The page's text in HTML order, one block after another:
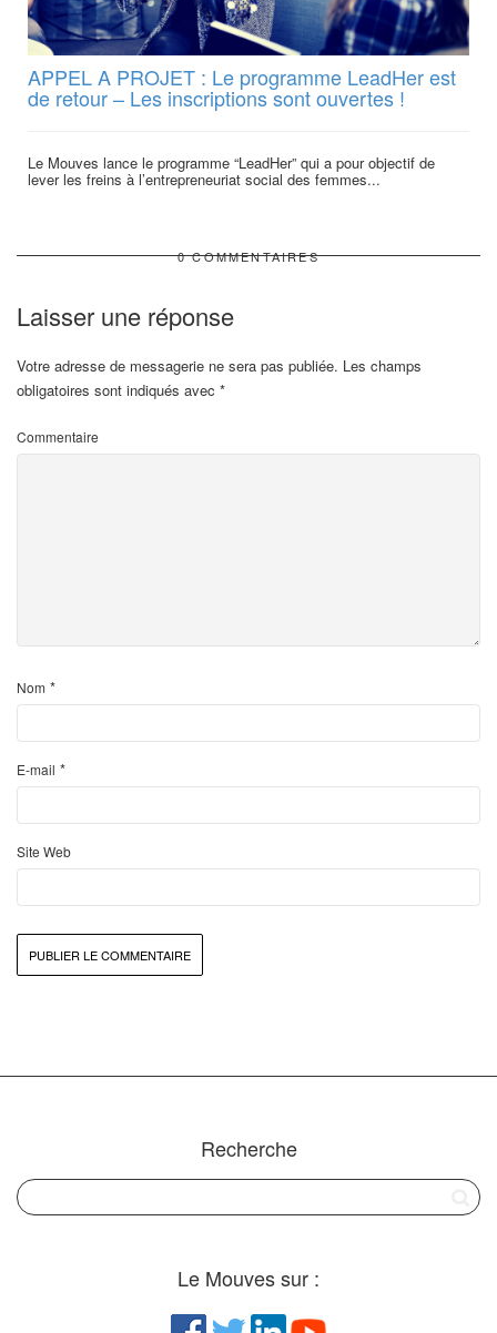
APPEL A PROJET : Le programme LeadHer est
de retour – Les inscriptions sont ouvertes !
Le Mouves lance le programme “LeadHer” qui a pour objectif de
lever les freins à l’entrepreneuriat social des femmes...
0 COMMENTAIRES
Laisser une réponse
Votre adresse de messagerie ne sera pas publiée. Les champs
obligatoires sont indiqués avec *
Commentaire
Nom *
E-mail *
Site Web
Recherche
Le Mouves sur :